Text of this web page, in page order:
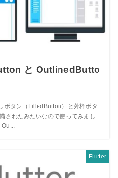
と OutlinedButto
ボタン（FilledButton）と外枠ボタ
されたみたいなので使ってみまし
Flutter